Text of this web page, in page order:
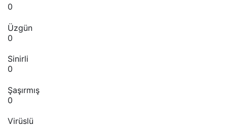
0
Üzgün
0
Sinirli
0
Şaşırmış
0
Virüslü